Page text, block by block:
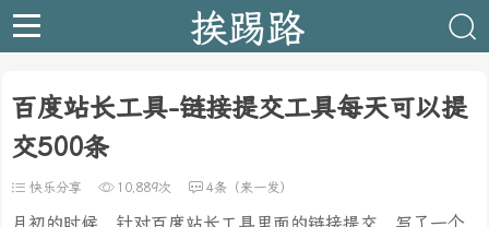
挨踢路
百度站长工具-链接提交工具每天可以提
交500条
快乐分享 10,889次 4条（来一发）